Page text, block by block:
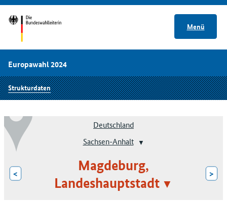
Menü
Europawahl 2024
Strukturdaten
Deutschland
Sachsen-Anhalt
<
Magdeburg,
Landeshauptstadt
>